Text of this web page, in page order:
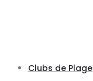
Clubs de Plage